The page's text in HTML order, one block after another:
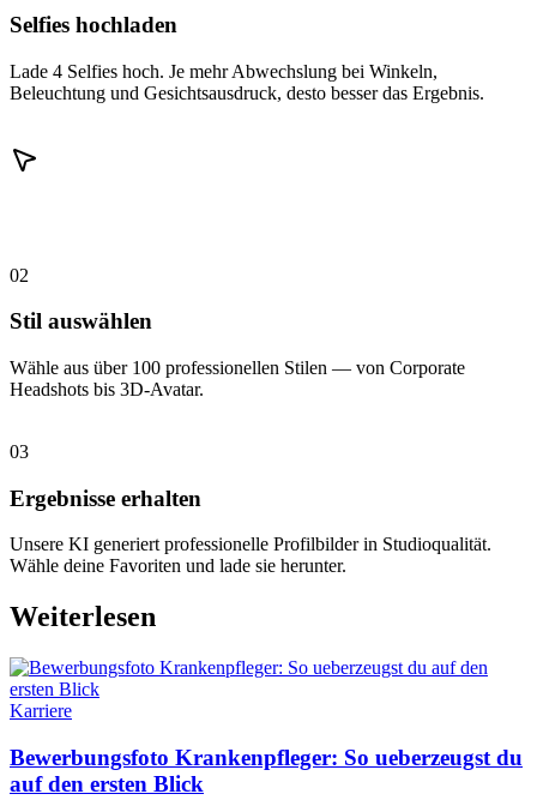
Selfies hochladen
Lade 4 Selfies hoch. Je mehr Abwechslung bei Winkeln,
Beleuchtung und Gesichtsausdruck, desto besser das Ergebnis.
02
Stil auswählen
Wähle aus über 100 professionellen Stilen — von Corporate
Headshots bis 3D-Avatar.
03
Ergebnisse erhalten
Unsere KI generiert professionelle Profilbilder in Studioqualität.
Wähle deine Favoriten und lade sie herunter.
Weiterlesen
Karriere
Bewerbungsfoto Krankenpfleger: So ueberzeugst du
auf den ersten Blick